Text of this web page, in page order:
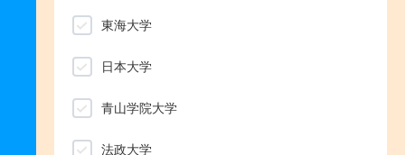
東海大学
日本大学
青山学院大学
法政大学